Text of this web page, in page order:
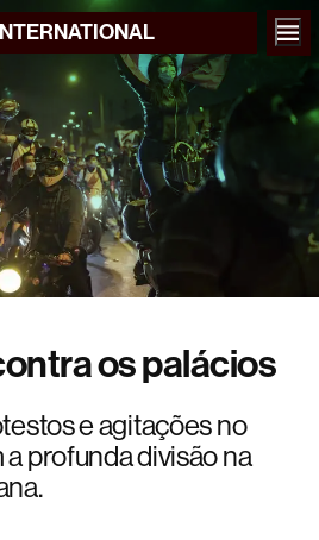
os palácios
e agitações no
profunda divisão na